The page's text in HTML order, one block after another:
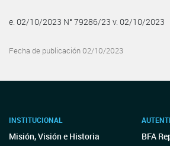
e. 02/10/2023 N° 79286/23 v. 02/10/2023
Fecha de publicación 02/10/2023
INSTITUCIONAL
Misión, Visión e Historia
BFA